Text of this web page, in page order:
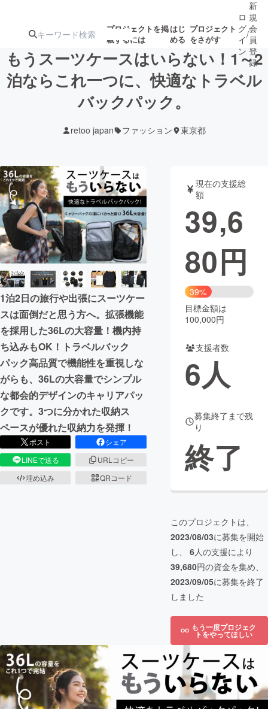
プロジェクトを掲
載するには
はじ
める
プロジェクト
をさがす
注目のリ 注目の新着プロ募集終了が近いプ
テクノロジー・ガジェット
映像・映画 書籍・雑誌
ビジネス・起業 チャレンジ
まちづくり・地域活性化
CAMPFIRE for Social Good
CAMPFIRE Creation
CAMPFIREふるさと納税
コミュニティ
ロ
グ
イ
ン
/
新
規
会
員
登
録
もうスーツケースはいらない！1～2
泊ならこれ一つに、快適なトラベル
バックパック。
retoo japan ファッション 東京都
1泊2日の旅行や出張にスーツケー
スは面倒だと思う方へ。拡張機能
を採用した36Lの大容量！機内持
ち込みもOK！トラベルバック
パック高品質で機能性を重視しな
がらも、36Lの大容量でシンプル
な都会的デザインのキャリアパッ
クです。3つに分かれた収納ス
ペースが優れた収納力を発揮！
ポスト
シェア
LINEで送る
URLコピー
埋め込み
QRコード
現在の支援総
額
39,6
80円
39%
目標金額は
100,000円
支援者数
6人
募集終了まで残
り
終了
このプロジェクトは、
2023/08/03に募集を開始
し、 6人の支援により
39,680円の資金を集め、
2023/09/05に募集を終了
しました
もう一度プロジェク
トをやってほしい